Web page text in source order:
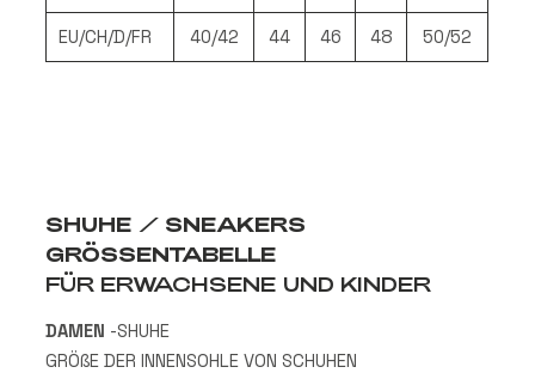
EU/CH/D/FR 40/42 44 46 48 50/52
SHUHE / SNEAKERS
GRÖSSENTABELLE
FÜR ERWACHSENE UND KINDER
DAMEN -SHUHE
GRÖßE DER INNENSOHLE VON SCHUHEN